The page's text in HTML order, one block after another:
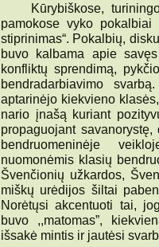
Kūrybiškose,
pamokose vyko
stiprinimas“. Pokalbių,
buvo kalbama apie
konfliktų sprendimą,
bendradarbiavimo
aptarinėjo kiekvieno
nario įnašą kuriant
propaguojant
bendruomeninėje
nuomonėmis klasių
Švenčionių užkardos,
miškų urėdijos šiltai
Norėtųsi akcentuoti tai,
buvo ,,matomas”,
išsakė mintis ir jautėsi